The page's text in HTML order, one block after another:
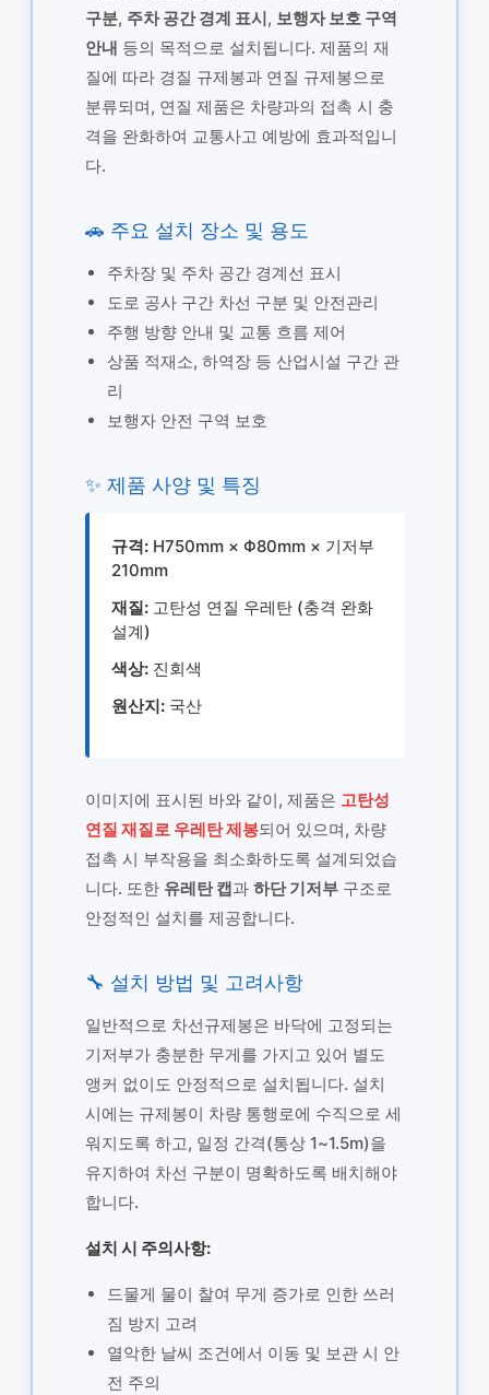
구분, 주차 공간 경계 표시, 보행자 보호 구역
안내 등의 목적으로 설치됩니다. 제품의 재
질에 따라 경질 규제봉과 연질 규제봉으로
분류되며, 연질 제품은 차량과의 접촉 시 충
격을 완화하여 교통사고 예방에 효과적입니
다.
🚗 주요 설치 장소 및 용도
주차장 및 주차 공간 경계선 표시
도로 공사 구간 차선 구분 및 안전관리
주행 방향 안내 및 교통 흐름 제어
상품 적재소, 하역장 등 산업시설 구간 관
리
보행자 안전 구역 보호
✨ 제품 사양 및 특징
규격:H750mm × Φ80mm × 기저부
210mm
재질:고탄성 연질 우레탄 (충격 완화
설계)
색상:진회색
원산지:국산
이미지에 표시된 바와 같이, 제품은 고탄성
연질 재질로 우레탄 제봉되어 있으며, 차량
접촉 시 부작용을 최소화하도록 설계되었습
니다. 또한 유레탄 캡과 하단 기저부구조로
안정적인 설치를 제공합니다.
🔧 설치 방법 및 고려사항
일반적으로 차선규제봉은 바닥에 고정되는
기저부가 충분한 무게를 가지고 있어 별도
앵커 없이도 안정적으로 설치됩니다. 설치
시에는 규제봉이 차량 통행로에 수직으로 세
워지도록 하고, 일정 간격(통상 1~1.5m)을
유지하여 차선 구분이 명확하도록 배치해야
합니다.
설치 시 주의사항:
드물게 물이 찰여 무게 증가로 인한 쓰러
짐 방지 고려
열악한 날씨 조건에서 이동 및 보관 시 안
전 주의